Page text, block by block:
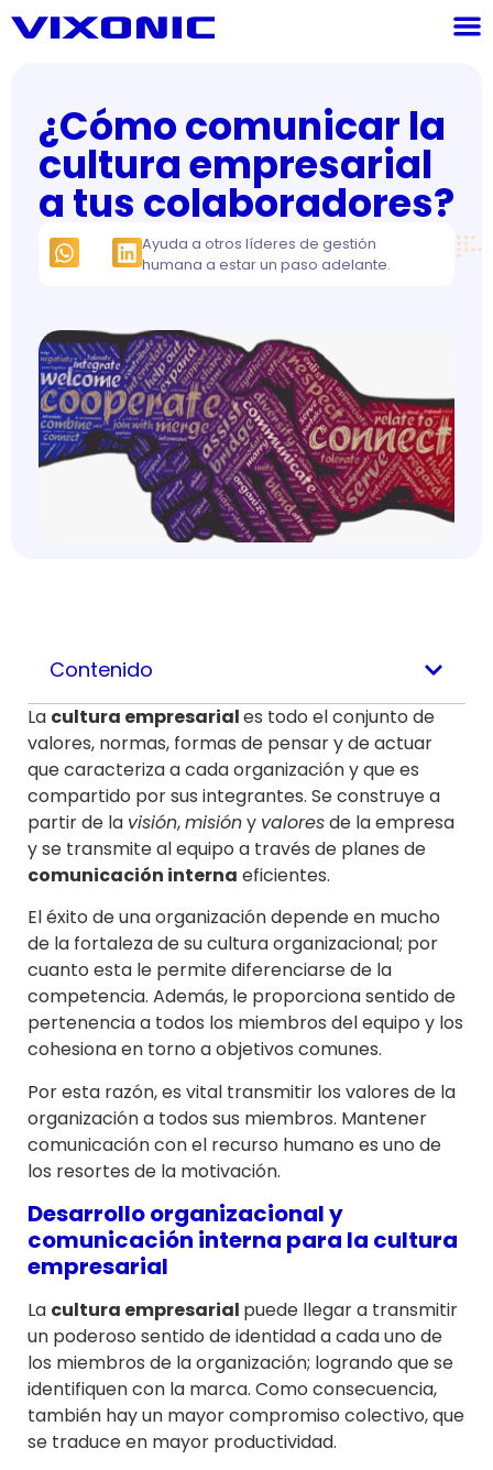
¿Cómo comunicar la
cultura empresarial
a tus colaboradores?
Ayuda a otros líderes de gestión
humana a estar un paso adelante.
Contenido
La cultura empresariales todo el conjunto de
valores, normas, formas de pensar y de actuar
que caracteriza a cada organización y que es
compartido por sus integrantes. Se construye a
partir de la visión,misióny valoresde la empresa
y se transmite al equipo a través de planes de
comunicación interna eficientes.
El éxito de una organización depende en mucho
de la fortaleza de su cultura organizacional; por
cuanto esta le permite diferenciarse de la
competencia. Además, le proporciona sentido de
pertenencia a todos los miembros del equipo y los
cohesiona en torno a objetivos comunes.
Por esta razón, es vital transmitir los valores de la
organización a todos sus miembros. Mantener
comunicación con el recurso humano es uno de
los resortes de la motivación.
Desarrollo organizacional y
comunicación interna para la cultura
empresarial
La cultura empresarial puede llegar a transmitir
un poderoso sentido de identidad a cada uno de
los miembros de la organización; logrando que se
identifiquen con la marca. Como consecuencia,
también hay un mayor compromiso colectivo, que
se traduce en mayor productividad.